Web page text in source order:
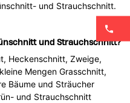
und Strauchschnitt.
und Strauchschnitt?
Heckenschnitt, Zweige,
Mengen Grasschnitt,
Bäume und Sträucher
und Strauchschnitt